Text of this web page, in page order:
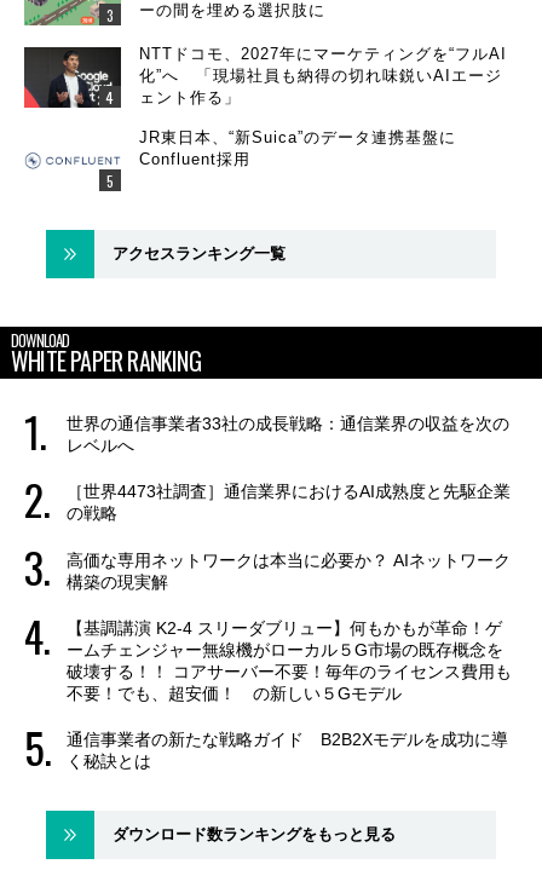
ーの間を埋める選択肢に
NTTドコモ、2027年にマーケティングを“フルAI
化”へ 「現場社員も納得の切れ味鋭いAIエージ
ェント作る」
JR東日本、“新Suica”のデータ連携基盤に
Confluent採用
アクセスランキング一覧
DOWNLOAD
WHITE PAPER RANKING
世界の通信事業者33社の成長戦略：通信業界の収益を次の
レベルへ
［世界4473社調査］通信業界におけるAI成熟度と先駆企業
の戦略
高価な専用ネットワークは本当に必要か？ AIネットワーク
構築の現実解
【基調講演 K2-4 スリーダブリュー】何もかもが革命！ゲ
ームチェンジャー無線機がローカル５G市場の既存概念を
破壊する！！ コアサーバー不要！毎年のライセンス費用も
不要！でも、超安価！ の新しい５Gモデル
通信事業者の新たな戦略ガイド B2B2Xモデルを成功に導
く秘訣とは
ダウンロード数ランキングをもっと見る